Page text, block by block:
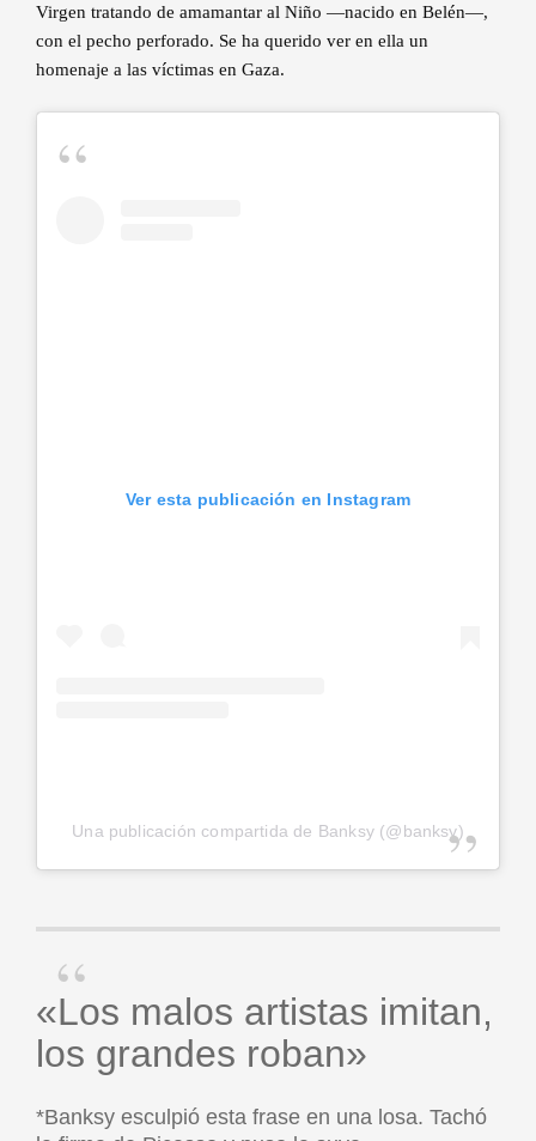
Virgen tratando de amamantar al Niño —nacido en Belén—,
con el pecho perforado. Se ha querido ver en ella un
homenaje a las víctimas en Gaza.
Ver esta publicación en Instagram
Una publicación compartida de Banksy (@banksy)
«Los malos artistas imitan,
los grandes roban»
*Banksy esculpió esta frase en una losa. Tachó